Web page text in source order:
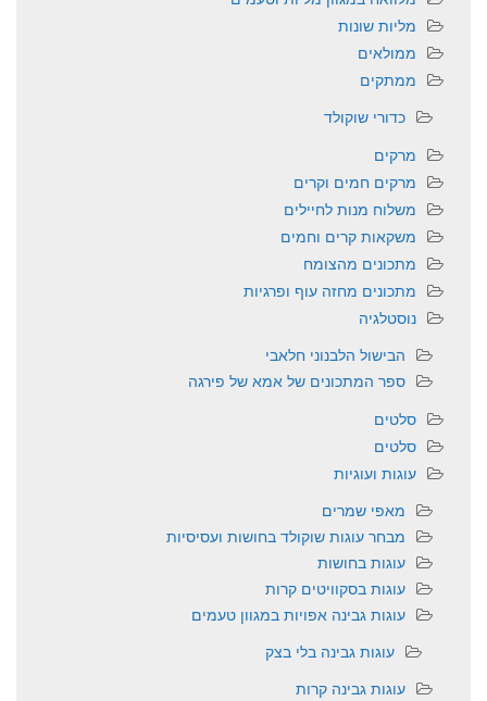
מליות שונות
ממולאים
ממתקים
כדורי שוקולד
מרקים
מרקים חמים וקרים
משלוח מנות לחיילים
משקאות קרים וחמים
מתכונים מהצומח
מתכונים מחזה עוף ופרגיות
נוסטלגיה
הבישול הלבנוני חלאבי
ספר המתכונים של אמא של פירגה
סלטים
סלטים
עוגות ועוגיות
מאפי שמרים
מבחר עוגות שוקולד בחושות ועסיסיות
עוגות בחושות
עוגות בסקוויטים קרות
עוגות גבינה אפויות במגוון טעמים
עוגות גבינה בלי בצק
עוגות גבינה קרות